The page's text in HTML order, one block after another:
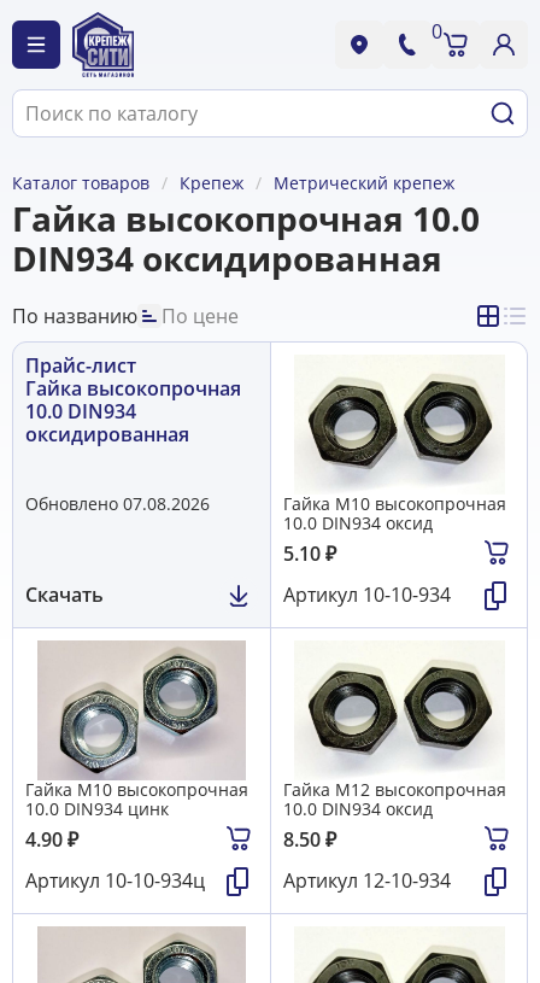
0
Каталог товаров Крепеж Метрический крепеж
Гайка высокопрочная 10.0
DIN934 оксидированная
По названию
По цене
Прайс-лист
Гайка высокопрочная
10.0 DIN934
оксидированная
Обновлено 07.08.2026
Скачать
Гайка М10 высокопрочная
10.0 DIN934 оксид
5.10₽
Артикул 10-10-934
Гайка М10 высокопрочная
10.0 DIN934 цинк
4.90₽
Артикул 10-10-934ц
Гайка М12 высокопрочная
10.0 DIN934 оксид
8.50₽
Артикул 12-10-934